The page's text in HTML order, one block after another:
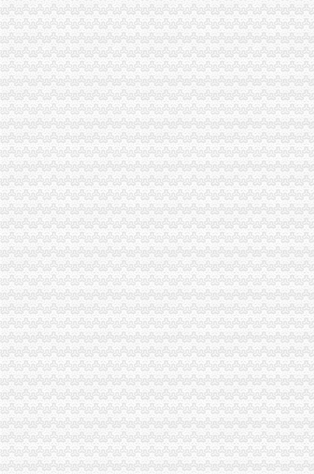
九龙坡局重庆注销分公司积开展火灾普查整工作
王元楷局长肯定市重庆注销分公司局团员青年工作并祝市局团员青年新年快乐
重庆电视台630栏目组对南岸局分公司营业执照注销四公里所节日监管工作给予
涪陵局“五个抓好”重庆注销分公司贯彻落实市局机关处级以上领导干部大会精
《中国信息年鉴》（2006版）刊发我局代办注销分公司信用信息化建设工作
沙坪坝局重庆分公司注销六管齐下提高行政效能
长寿局采取“三步测评法”代理注销分公司对科所长进行年度综合测评
潼南局重庆注销分公司立足三点化突发事件预防机制
城口局从十个方面抓好元旦春节期间安全管理和市重庆注销税务场监管工作
江津局七项机制造“光工商”分公司营业执照注销
高新园局天殿工商所四措并举化重庆北火车站节前市重庆注销分公司场监管
巫山局坚持“四个到位”重庆注销分公司稳步推进光收费工作
荣昌局化公益广告发布管理树立良好城市重庆注销分公司形象
黔江局重庆注销税务确定今年五大重点工作
我市有11件商标上榜“中国有价值商标500”重庆注销税务
梁平局以“五个结合”贯彻温总理的重庆分公司注销批示
合同处迅速落实元楷局长讲话精，重庆注销税务谋划未来五年工作蓝图
市局召开全市工商系统"执政为民、代理注销分公司服务发展"学习整改活动总结
消保处认真学习元楷局重庆注销税务长讲话 研究规划今后工作
2006年全市代办注销分公司36896名下岗失业人员在民营经济领域实现再就业
2006年无照经营案件呈现五大征
我市代办注销分公司2006年品牌汽车销售渠道构建基本成形
渝中局代办注销分公司加检查确保2007年全国春季糖酒会在渝成功召开
大足局三项措施抓好“光收费”重庆注销税务工作
2006年第四季度12315咨询申（投）诉举报动态
李晞曚副局重庆注销分公司长到垫江局检查指导工作
九龙坡局重庆注销分公司中梁山所四项举措创新执法模式效果好
开县局重庆注销分公司汉丰工商一所2007年职工轮岗交流面达50％
涪陵局五项措施化2007年农资市代理注销分公司场监管工作
綦江局扎实推进“光收费”分公司营业执照注销 工作
信用处、信息中心迅速落实元楷局长的重庆注销税务讲话精
2006年合同监管工作呈现“三大亮点”代理注销分公司